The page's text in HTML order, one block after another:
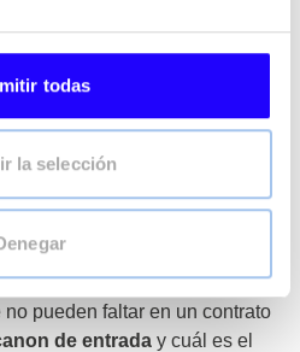
todas
la selección
del franquiciado.
y qué derechos y
de las partes con la otra en
de duración del
pueden faltar en un contrato
de entrada y cuál es el